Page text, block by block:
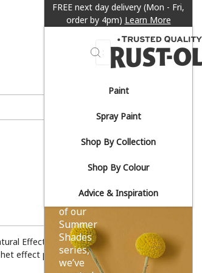
FREE next day delivery (Mon - Fri,
order by 4pm) Learn More
Search
Paint
Spray Paint
Shop By Collection
Shop By Colour
Advice & Inspiration
Sun-
drenched
yellows.
As part
of our
Summer
Shades
series,
we’ve
Effects” spuitverf van Rust-
effect perfect na.